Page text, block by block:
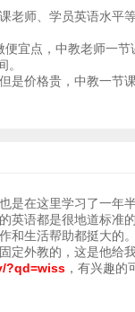
老师、学员英语水平
宜点，中教老师一
是价格贵，中教一节
是在这里学习了一年
英语都是很地道标准
和生活帮助都挺大的
定外教的，这是他给
?qd=wiss ，有兴趣